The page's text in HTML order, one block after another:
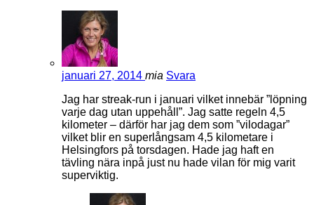
januari 27, 2014 mia Svara
Jag har streak-run i januari vilket innebär ”löpning
varje dag utan uppehåll”. Jag satte regeln 4,5
kilometer – därför har jag dem som ”vilodagar”
vilket blir en superlångsam 4,5 kilometare i
Helsingfors på torsdagen. Hade jag haft en
tävling nära inpå just nu hade vilan för mig varit
superviktig.